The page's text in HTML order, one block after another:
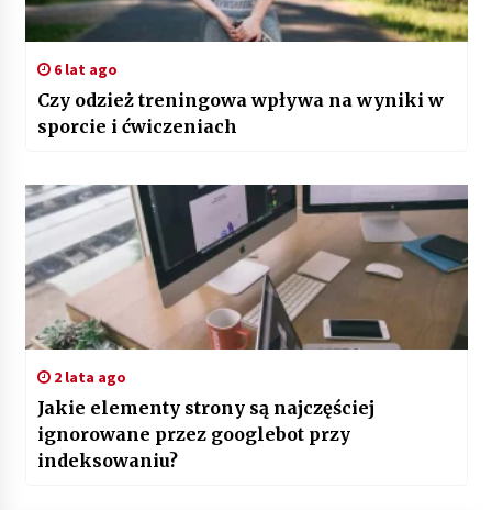
6 lat ago
Czy odzież treningowa wpływa na wyniki w
sporcie i ćwiczeniach
2 lata ago
Jakie elementy strony są najczęściej
ignorowane przez googlebot przy
indeksowaniu?